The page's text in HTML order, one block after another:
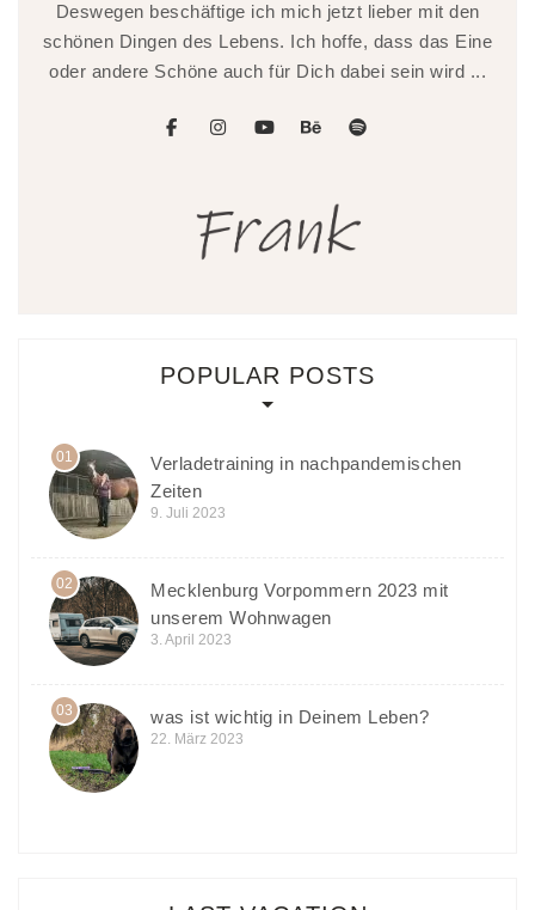
Deswegen beschäftige ich mich jetzt lieber mit den
schönen Dingen des Lebens. Ich hoffe, dass das Eine
oder andere Schöne auch für Dich dabei sein wird ...
POPULAR POSTS
01
Verladetraining in nachpandemischen
Zeiten
9. Juli 2023
02
Mecklenburg Vorpommern 2023 mit
unserem Wohnwagen
3. April 2023
03 was ist wichtig in Deinem Leben?
22. März 2023